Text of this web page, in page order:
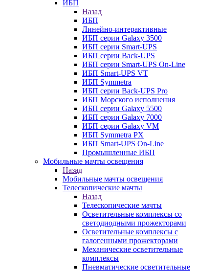
ИБП
Назад
ИБП
Линейно-интерактивные
ИБП серии Galaxy 3500
ИБП серии Smart-UPS
ИБП серии Back-UPS
ИБП серии Smart-UPS On-Line
ИБП Smart-UPS VT
ИБП Symmetra
ИБП серии Back-UPS Pro
ИБП Морского исполнения
ИБП серии Galaxy 5500
ИБП серии Galaxy 7000
ИБП серии Galaxy VM
ИБП Symmetra PX
ИБП Smart-UPS On-Line
Промышленные ИБП
Мобильные мачты освещения
Назад
Мобильные мачты освещения
Телескопические мачты
Назад
Телескопические мачты
Осветительные комплексы со
светодиодными прожекторами
Осветительные комплексы с
галогенными прожекторами
Механические осветительные
комплексы
Пневматические осветительные